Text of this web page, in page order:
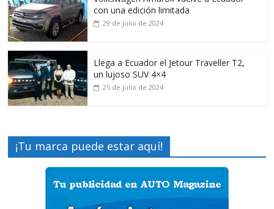
con una edición limitada
29 de julio de 2024
Llega a Ecuador el Jetour Traveller T2,
un lujoso SUV 4×4
25 de julio de 2024
¡Tu marca puede estar aquí!